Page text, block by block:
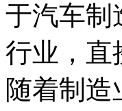
于汽车制
行业，直
随着制